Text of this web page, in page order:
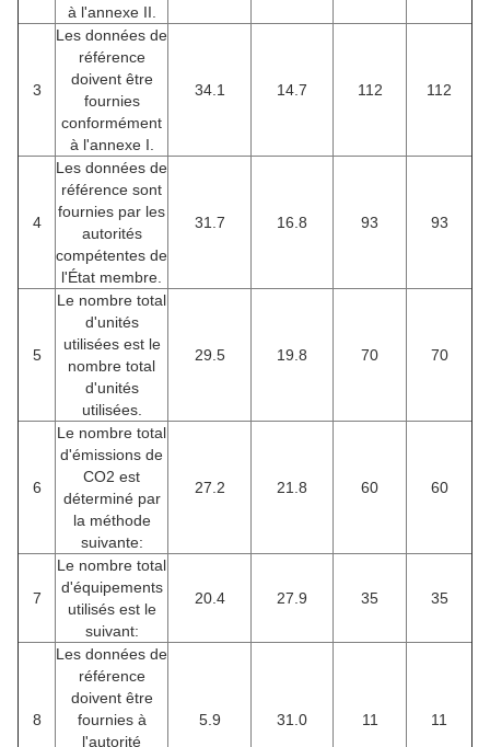
à l'annexe II.
3
Les données de
référence
doivent être
fournies
conformément
à l'annexe I.
34.1 14.7 112 112
4
Les données de
référence sont
fournies par les
autorités
compétentes de
l'État membre.
31.7 16.8 93 93
5
Le nombre total
d'unités
utilisées est le
nombre total
d'unités
utilisées.
29.5 19.8 70 70
6
Le nombre total
d'émissions de
CO2 est
déterminé par
la méthode
suivante:
27.2 21.8 60 60
7
Le nombre total
d'équipements
utilisés est le
suivant:
20.4 27.9 35 35
8
Les données de
référence
doivent être
fournies à
l'autorité
5.9 31.0 11 11